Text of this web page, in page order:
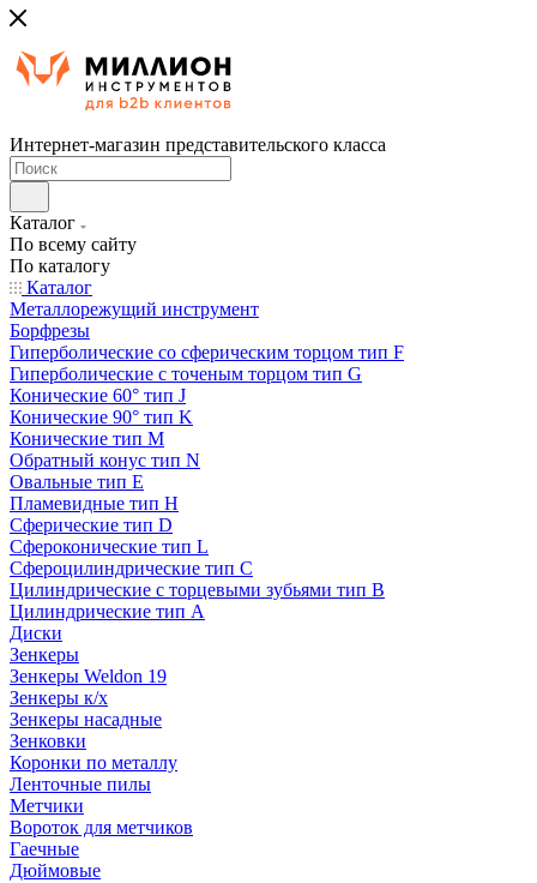
Интернет-магазин представительского класса
Каталог
По всему сайту
По каталогу
Каталог
Металлорежущий инструмент
Борфрезы
Гиперболические cо сферическим торцом тип F
Гиперболические с точеным торцом тип G
Конические 60° тип J
Конические 90° тип K
Конические тип M
Обратный конус тип N
Овальные тип E
Пламевидные тип H
Сферические тип D
Сфероконические тип L
Сфероцилиндрические тип C
Цилиндрические с торцевыми зубьями тип B
Цилиндрические тип А
Диски
Зенкеры
Зенкеры Weldon 19
Зенкеры к/х
Зенкеры насадные
Зенковки
Коронки по металлу
Ленточные пилы
Метчики
Вороток для метчиков
Гаечные
Дюймовые